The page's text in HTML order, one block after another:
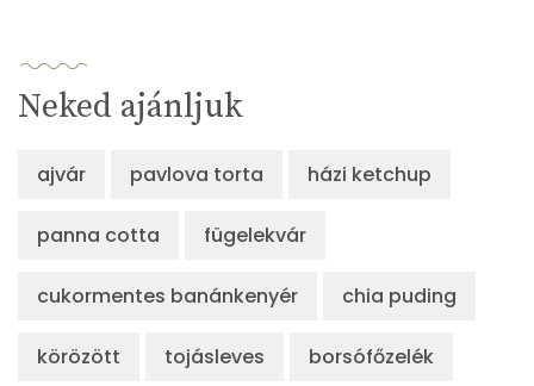
Neked ajánljuk
ajvár pavlova torta házi ketchup
panna cotta fügelekvár
cukormentes banánkenyér chia puding
körözött tojásleves borsófőzelék